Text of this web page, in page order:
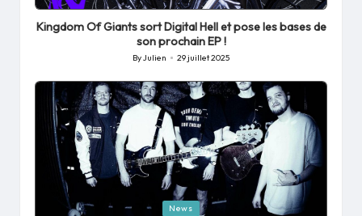
in
Kingdom Of Giants sort Digital Hell et pose les bases de
son prochain EP !
Posted
by
ByJulien 29 juillet 2025
Posted
News